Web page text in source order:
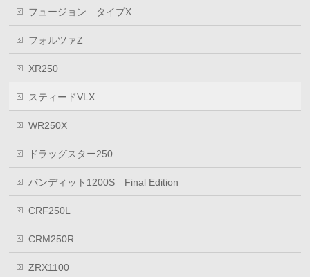
フュージョン タイプX
フォルツァZ
XR250
スティードVLX
WR250X
ドラッグスター250
バンディット1200S Final Edition
CRF250L
CRM250R
ZRX1100